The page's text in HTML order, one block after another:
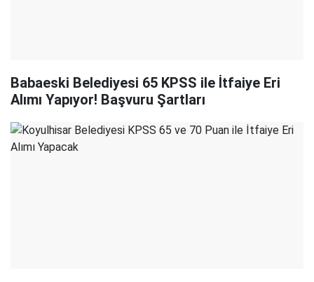
Babaeski Belediyesi 65 KPSS ile İtfaiye Eri
Alımı Yapıyor! Başvuru Şartları